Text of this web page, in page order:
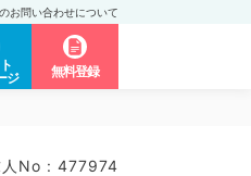
お問い合わせについて
ジ
無料登録
人No : 477974